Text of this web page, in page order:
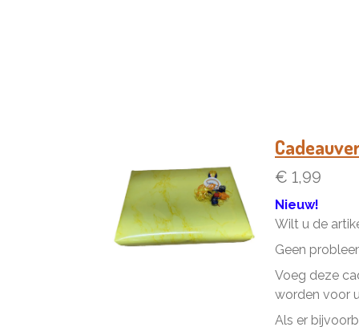
€ 1,99
Nieuw!
Wilt u de
Geen
Voeg deze
worden voor
Als er